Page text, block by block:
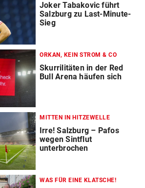
Joker Tabakovic führt
Salzburg zu Last-Minute-
Sieg
ORKAN, KEIN STROM & CO
Skurrilitäten in der Red
Bull Arena häufen sich
MITTEN IN HITZEWELLE
Irre! Salzburg – Pafos
wegen Sintflut
unterbrochen
WAS FÜR EINE KLATSCHE!